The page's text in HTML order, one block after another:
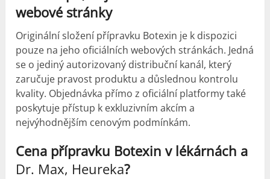
webové stránky
Originální složení přípravku Botexin je k dispozici
pouze na jeho oficiálních webových stránkách. Jedná
se o jediný autorizovaný distribuční kanál, který
zaručuje pravost produktu a důslednou kontrolu
kvality. Objednávka přímo z oficiální platformy také
poskytuje přístup k exkluzivním akcím a
nejvýhodnějším cenovým podmínkám.
Cena přípravku Botexin v lékárnách a
Dr. Max, Heureka?